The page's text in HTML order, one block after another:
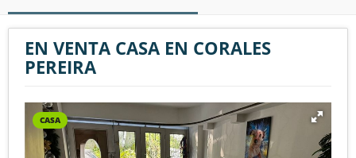
EN VENTA CASA EN CORALES
PEREIRA
CASA